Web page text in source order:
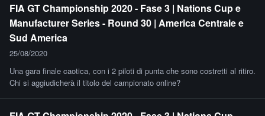
FIA GT Championship 2020 - Fase 3 | Nations Cup e
Manufacturer Series - Round 30 | America Centrale e
Sud America
25/08/2020
Una gara finale caotica, con i 2 piloti di punta che sono costretti al ritiro.
Chi si aggiudicherà il titolo del campionato online?